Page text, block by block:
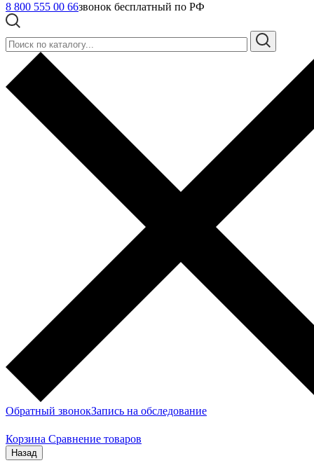
8 800 555 00 66звонок бесплатный по РФ
Обратный звонокЗапись на обследование
Корзина Сравнение товаров
Назад